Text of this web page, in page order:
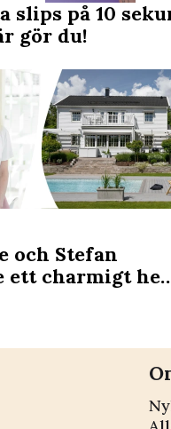
slips på 10
gör du!
och Stefan
ett charmigt